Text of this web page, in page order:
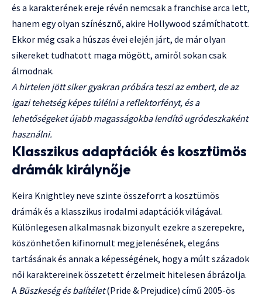
és a karakterének ereje révén nemcsak a franchise arca lett,
hanem egy olyan színésznő, akire Hollywood számíthatott.
Ekkor még csak a húszas évei elején járt, de már olyan
sikereket tudhatott maga mögött, amiről sokan csak
álmodnak.
A hirtelen jött siker gyakran próbára teszi az embert, de az
igazi tehetség képes túlélni a reflektorfényt, és a
lehetőségeket újabb magasságokba lendítő ugródeszkaként
használni.
Klasszikus adaptációk és kosztümös
drámák királynője
Keira Knightley neve szinte összeforrt a kosztümös
drámák és a klasszikus irodalmi adaptációk világával.
Különlegesen alkalmasnak bizonyult ezekre a szerepekre,
köszönhetően kifinomult megjelenésének, elegáns
tartásának és annak a képességének, hogy a múlt századok
női karaktereinek összetett érzelmeit hitelesen ábrázolja.
A Büszkeség és balítélet(Pride & Prejudice) című 2005-ös